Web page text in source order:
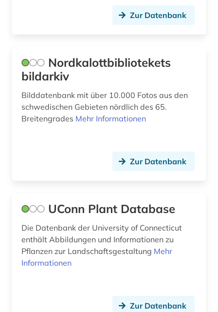
biologie (7)
bismarck (1)
book of kells (1)
borgholm (1)
bornholm (1)
Zur Datenbank
Nordkalottbibliotekets
bildarkiv
Bilddatenbank mit über 10.000 Fotos aus den
schwedischen Gebieten nördlich des 65.
Breitengrades Mehr Informationen
Zur Datenbank
UConn Plant Database
Die Datenbank der University of Connecticut
enthält Abbildungen und Informationen zu
Pflanzen zur Landschaftsgestaltung Mehr
Informationen
Zur Datenbank